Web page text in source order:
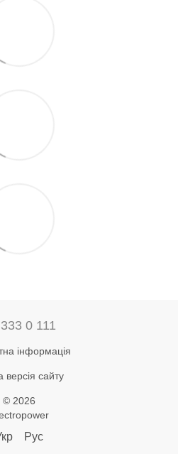
0 111
інформація
версія сайту
© 2026
Рус